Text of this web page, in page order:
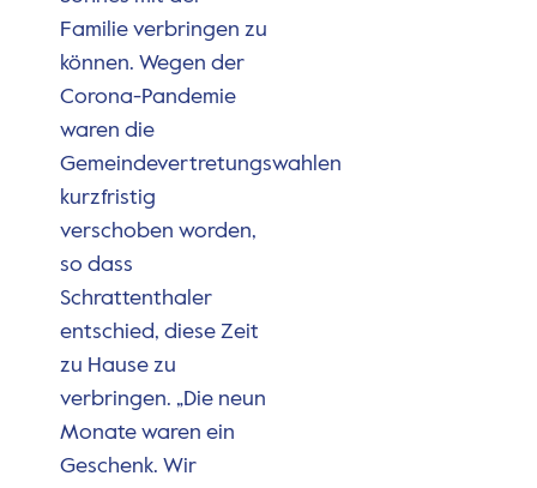
Familie verbringen zu
können. Wegen der
Corona-Pandemie
waren die
Gemeindevertretungswahlen
kurzfristig
verschoben worden,
so dass
Schrattenthaler
entschied, diese Zeit
zu Hause zu
verbringen. „Die neun
Monate waren ein
Geschenk. Wir